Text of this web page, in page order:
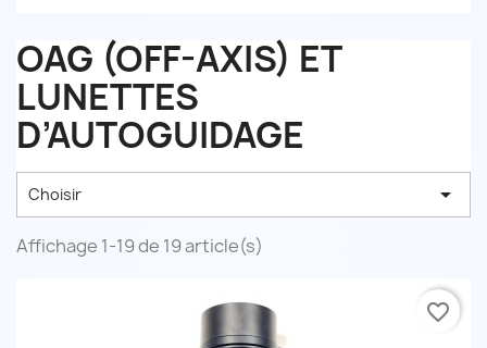
OAG (OFF-AXIS) ET
LUNETTES
D’AUTOGUIDAGE
Choisir 
Affichage 1-19 de 19 article(s)
favorite_border